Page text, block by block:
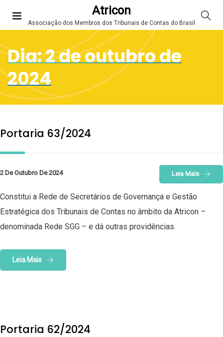
Atricon
Associação dos Membros dos Tribunais de Contas do Brasil
Dia:2 de outubro de
2024
Portaria 63/2024
2 De Outubro De 2024 Leia Mais
Constitui a Rede de Secretários de Governança e Gestão
Estratégica dos Tribunais de Contas no âmbito da Atricon –
denominada Rede SGG – e dá outras providências.
Leia Mais
Portaria 62/2024